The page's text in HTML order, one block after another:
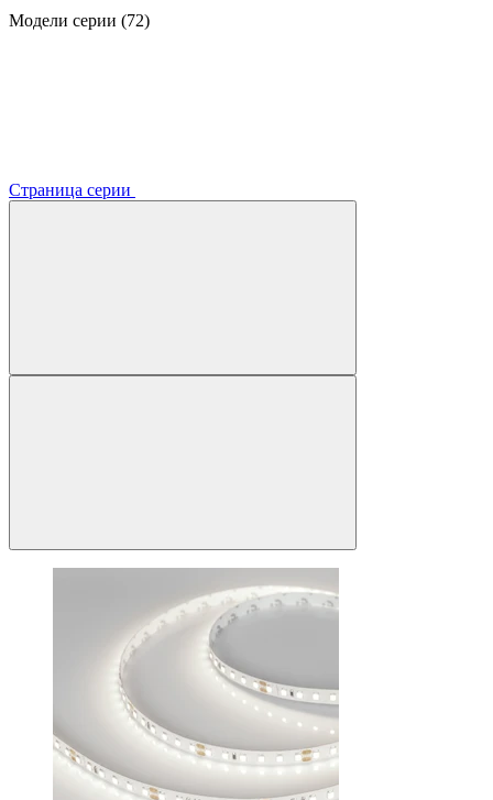
Модели серии (72)
Страница серии